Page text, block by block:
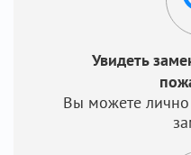
Увидеть
Вы можете